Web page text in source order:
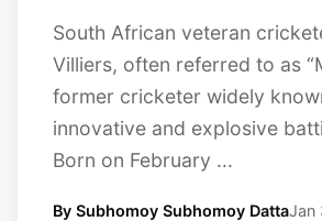
South African veteran
Villiers, often referred to as
former cricketer widely
innovative and explosive
Born on February ...
By Subhomoy Subhomoy DattaJan